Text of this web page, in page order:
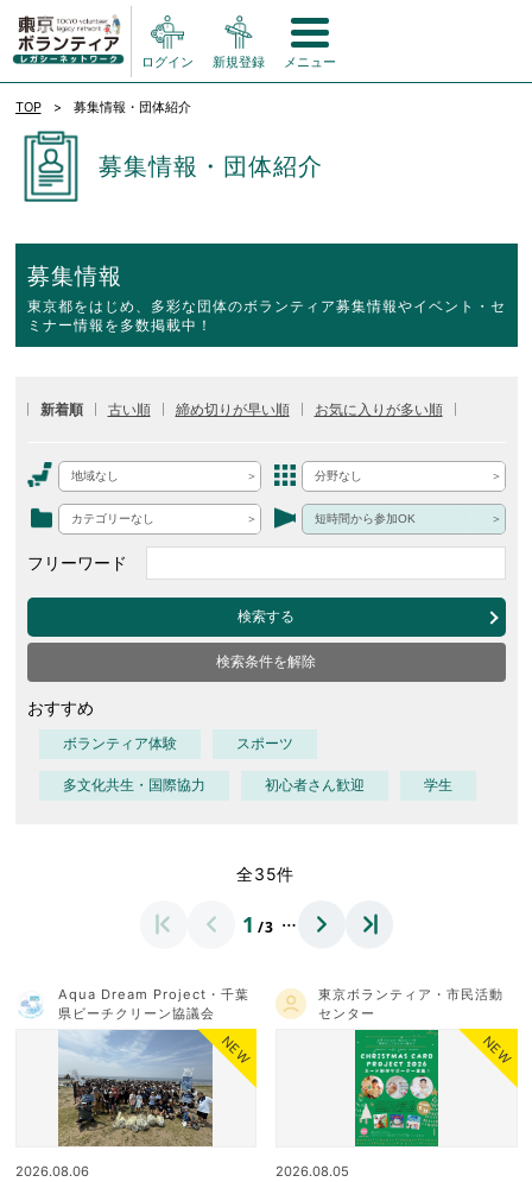
ログイン 新規登録 メニュー
TOP 募集情報・団体紹介
募集情報・団体紹介
募集情報
東京都をはじめ、多彩な団体のボランティア募集情報やイベント・セ
ミナー情報を多数掲載中！
新着順 古い順 締め切りが早い順 お気に入りが多い順
地域なし 分野なし
カテゴリーなし 短時間から参加OK
フリーワード
検索する
検索条件を解除
おすすめ
ボランティア体験 スポーツ
多文化共生・国際協力 初心者さん歓迎 学生
全35件
1 /3 …
Aqua Dream Project・千葉
県ビーチクリーン協議会
NEW
2026.08.06
東京ボランティア・市民活動
センター
NEW
2026.08.05